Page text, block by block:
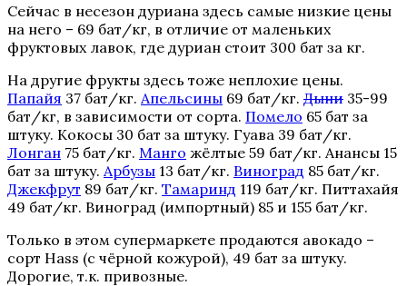
Сейчас в несезон дуриана здесь самые низкие цены
на него – 69 бат/кг, в отличие от маленьких
фруктовых лавок, где дуриан стоит 300 бат за кг.
На другие фрукты здесь тоже неплохие цены.
Папайя 37 бат/кг. Апельсины 69 бат/кг. Дыни 35-99
бат/кг, в зависимости от сорта. Помело 65 бат за
штуку. Кокосы 30 бат за штуку. Гуава 39 бат/кг.
Лонган 75 бат/кг. Манго жёлтые 59 бат/кг. Анансы 15
бат за штуку. Арбузы 13 бат/кг. Виноград 85 бат/кг.
Джекфрут 89 бат/кг. Тамаринд 119 бат/кг. Питтахайя
49 бат/кг. Виноград (импортный) 85 и 155 бат/кг.
Только в этом супермаркете продаются авокадо –
сорт Hass (с чёрной кожурой), 49 бат за штуку.
Дорогие, т.к. привозные.